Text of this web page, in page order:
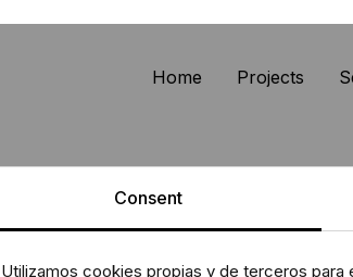
Home Projects
Consent